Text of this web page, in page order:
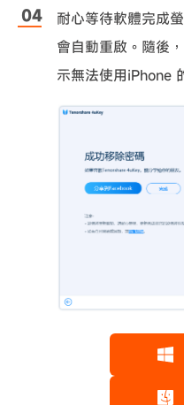
耐心等待軟體完成
會自動重啟。隨後
示無法使用iPhone